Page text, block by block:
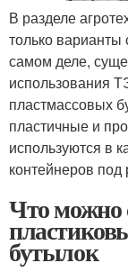
В разделе
только варианты
самом деле,
использования
пластмассовых
пластичные и
используются в
контейнеров под
Что можно
бутылок